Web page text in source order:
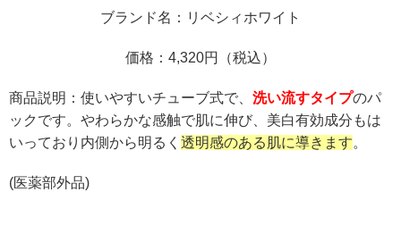
ブランド名：リベシィホワイト
価格：4,320円（税込）
商品説明： 使いやすいチューブ式で、 洗い流すタイプのパ
ックです。やわらかな感触で肌に伸び、美白有効成分もは
いっており内側から明るく 透明感のある肌に導きます。
(医薬部外品)